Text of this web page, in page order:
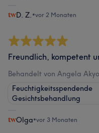
D. Z. •vor 2 Monaten
Freundlich, kompetent
Behandelt von Angela
Feuchtigkeitsspendende
Gesichtsbehandlung
Olga•vor 3 Monaten